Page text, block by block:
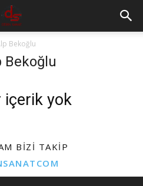
Bekoğlu
Bekoğlu
içerik yok
BIZI TAKIP